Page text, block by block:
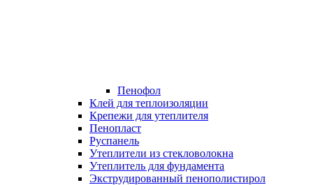
Пенофол
Клей для теплоизоляции
Крепежи для утеплителя
Пенопласт
Руспанель
Утеплители из стекловолокна
Утеплитель для фундамента
Экструдированный пенополистирол